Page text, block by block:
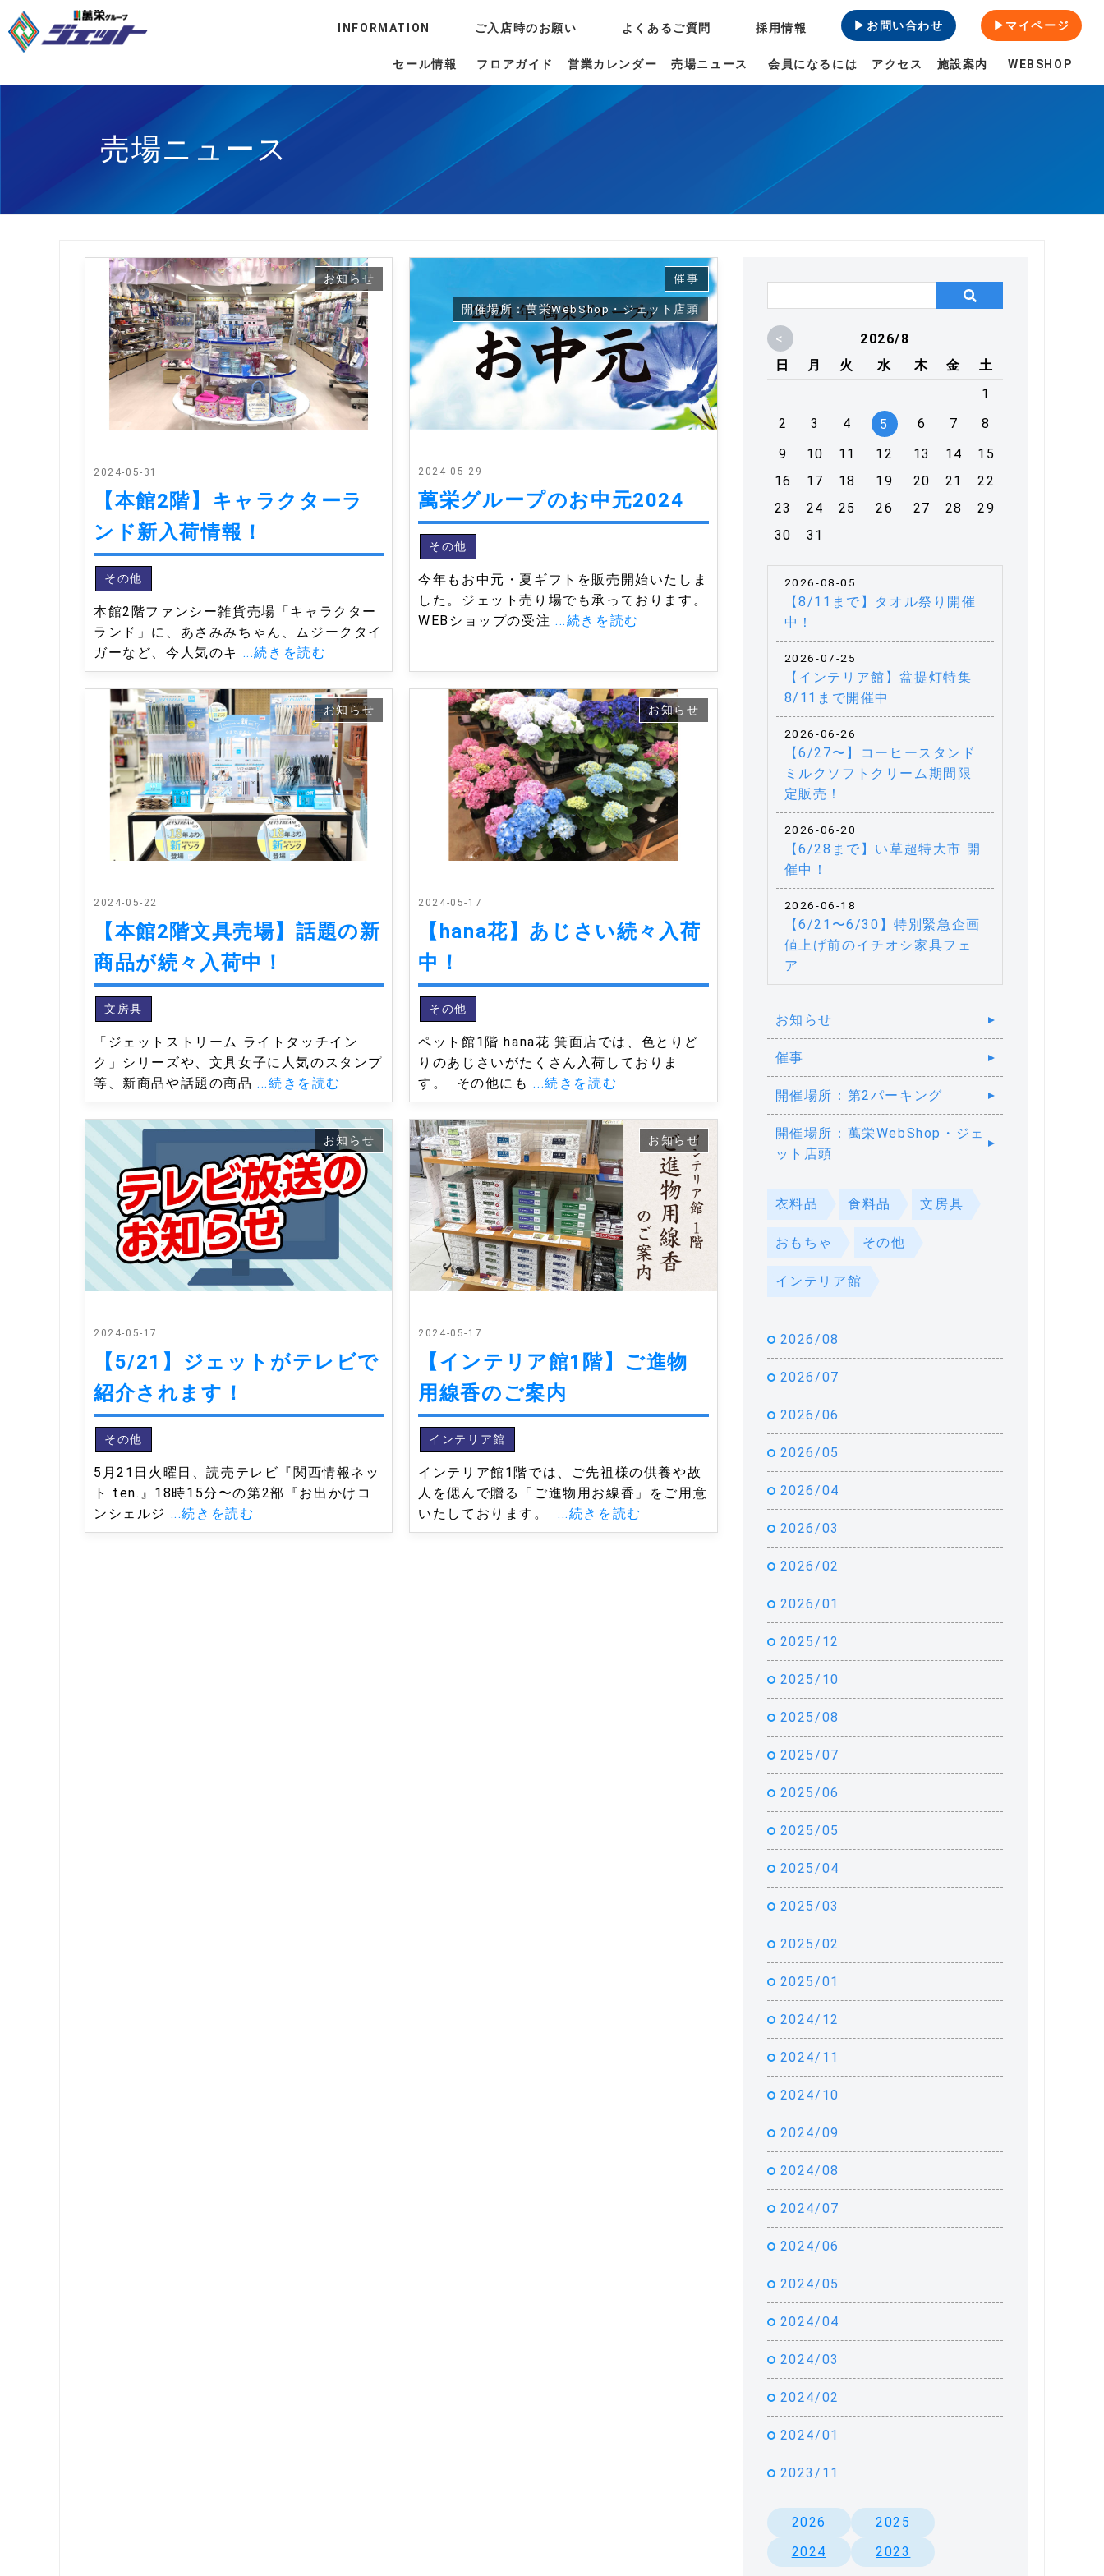
セール情報 フロアガイド 営業カレンダー 売場ニュース 会員になるには アクセス 施設案内 WEBSHOP
INFORMATION ご入店時のお願い よくあるご質問 採用情報 ▶お問い合わせ ▶マイページ
売場ニュース
2024-05-31
【本館2階】キャラクターラ
ンド新入荷情報！
お知らせ
その他
本館2階ファンシー雑貨売場「キャラクター
ランド」に、あさみみちゃん、ムジークタイ
ガーなど、今人気のキ ...続きを読む
2024-05-29
萬栄グループのお中元2024
催事
開催場所：萬栄WebShop・ジェット店頭
その他
今年もお中元・夏ギフトを販売開始いたしま
した。ジェット売り場でも承っております。
WEBショップの受注 ...続きを読む
2024-05-22
【本館2階文具売場】話題の新
商品が続々入荷中！
お知らせ
文房具
「ジェットストリーム ライトタッチイン
ク」シリーズや、文具女子に人気のスタンプ
等、新商品や話題の商品...続きを読む
2024-05-17
【hana花】あじさい続々入荷
中！
お知らせ
その他
ペット館1階 hana花 箕面店では、色とりど
りのあじさいがたくさん入荷しておりま
す。 その他にも...続きを読む
2024-05-17
【5/21】ジェットがテレビで
紹介されます！
お知らせ
その他
5月21日火曜日、読売テレビ『関西情報ネッ
ト ten.』18時15分〜の第2部『お出かけコ
ンシェルジ ...続きを読む
2024-05-17
【インテリア館1階】ご進物
用線香のご案内
お知らせ
インテリア館
インテリア館1階では、ご先祖様の供養や故
人を偲んで贈る「ご進物用お線香」をご用意
いたしております。 ...続きを読む
<
2026/8
日
月 火 水 木 金
土
1
2
3 4 5 6 7
8
9
10 11 12 13 14
15
16
17 18 19 20 21
22
23
24 25 26 27 28
29
30
31
2026-08-05
【8/11まで】タオル祭り開催
中！
2026-07-25
【インテリア館】盆提灯特集
8/11まで開催中
2026-06-26
【6/27〜】コーヒースタンド
ミルクソフトクリーム期間限
定販売！
2026-06-20
【6/28まで】い草超特大市 開
催中！
2026-06-18
【6/21〜6/30】特別緊急企画
値上げ前のイチオシ家具フェ
ア
お知らせ
催事
開催場所：第2パーキング
開催場所：萬栄WebShop・ジェ
ット店頭
衣料品 食料品 文房具
おもちゃ その他
インテリア館
2026/08
2026/07
2026/06
2026/05
2026/04
2026/03
2026/02
2026/01
2025/12
2025/10
2025/08
2025/07
2025/06
2025/05
2025/04
2025/03
2025/02
2025/01
2024/12
2024/11
2024/10
2024/09
2024/08
2024/07
2024/06
2024/05
2024/04
2024/03
2024/02
2024/01
2023/11
2026
2025
2024
2023